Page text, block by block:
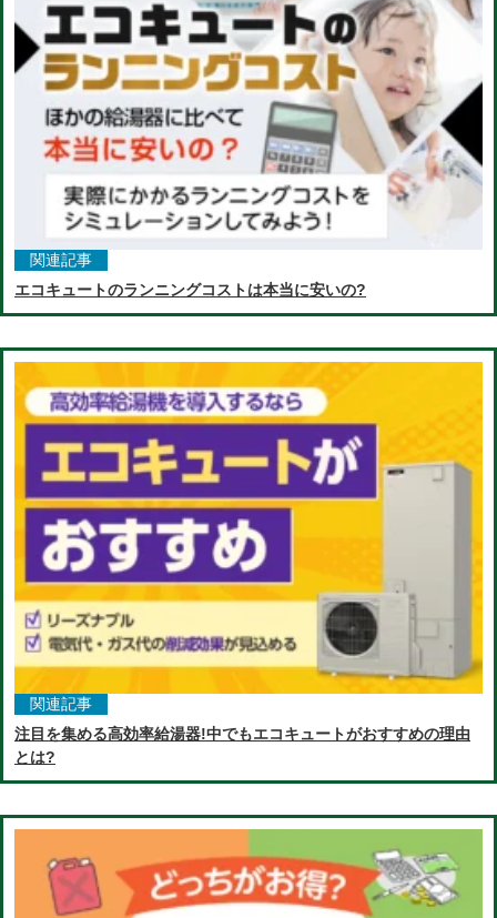
関連記事
エコキュートのランニングコストは本当に安いの?
関連記事
注目を集める高効率給湯器!中でもエコキュートがおすすめの理由
とは?